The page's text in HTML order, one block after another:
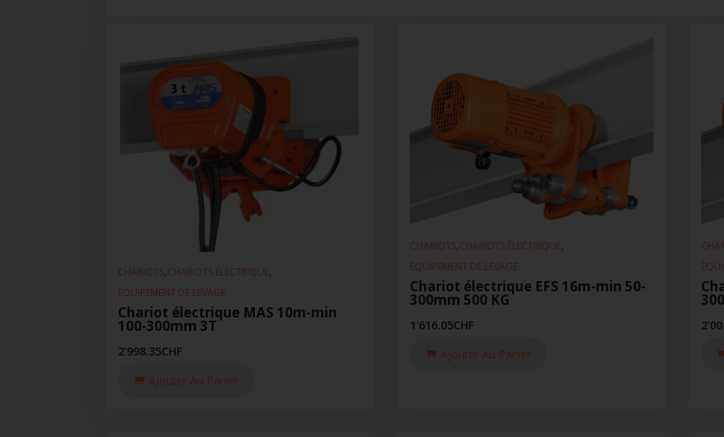
CHARIOTS,CHARIOTS ÉLECTRIQUE,
ÉQUIPEMENT DE LEVAGE
Chariot électrique MAS 10m-min
100-300mm 3T
2'998.35CHF
Ajouter Au Panier
CHARIOTS,CHARIOTS ÉLECTRIQUE,
ÉQUIPEMENT DE LEVAGE
Chariot électrique EFS 16m-min 50-
300mm 500 KG
1'616.05CHF
Ajouter Au Panier